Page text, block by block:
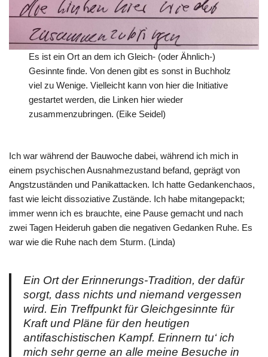
Es ist ein Ort an dem ich Gleich- (oder Ähnlich-)
Gesinnte finde. Von denen gibt es sonst in Buchholz
viel zu Wenige. Vielleicht kann von hier die Initiative
gestartet werden, die Linken hier wieder
zusammenzubringen. (Eike Seidel)
Ich war während der Bauwoche dabei, während ich mich in
einem psychischen Ausnahmezustand befand, geprägt von
Angstzuständen und Panikattacken. Ich hatte Gedankenchaos,
fast wie leicht dissoziative Zustände. Ich habe mitangepackt;
immer wenn ich es brauchte, eine Pause gemacht und nach
zwei Tagen Heideruh gaben die negativen Gedanken Ruhe. Es
war wie die Ruhe nach dem Sturm. (Linda)
Ein Ort der Erinnerungs-Tradition, der dafür
sorgt, dass nichts und niemand vergessen
wird. Ein Treffpunkt für Gleichgesinnte für
Kraft und Pläne für den heutigen
antifaschistischen Kampf. Erinnern tu‘ ich
mich sehr gerne an alle meine Besuche in